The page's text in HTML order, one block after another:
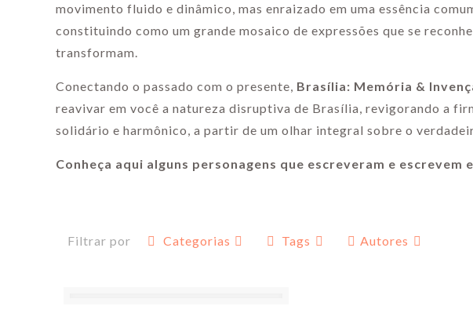
movimento fluido e dinâmico, mas enraizado em uma essência
constituindo como um grande mosaico de expressões que se
transformam.
Conectando o passado com o presente, Brasília: Memória &
reavivar em você a natureza disruptiva de Brasília, revigorando a
solidário e harmônico, a partir de um olhar integral sobre o
Conheça aqui alguns personagens que escreveram e escrevem
Filtrar por Categorias Tags Autores